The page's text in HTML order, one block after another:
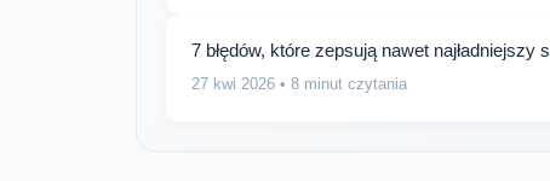
7 błędów, które zepsują nawet najładniejszy
27 kwi 2026 • 8 minut czytania